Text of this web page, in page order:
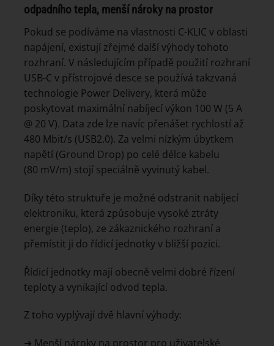
odpadního tepla, menší nároky na prostor
Pokud se podíváme na vlastnosti C-KLIC v oblasti
napájení, existují zřejmé další výhody tohoto
rozhraní. V následujícím případě použití rozhraní
USB-C v přístrojové desce se používá takzvaná
technologie Power Delivery, která může
poskytovat maximální nabíjecí výkon 100 W (5 A
@ 20 V). Data zde lze navíc přenášet rychlostí až
480 Mbit/s (USB2.0). Za velmi nízkým úbytkem
napětí (Ground Drop) po celé délce kabelu
(80 mV/m) stojí speciálně vyvinutý kabel.
Díky této struktuře je možné odstranit nabíjecí
elektroniku, která způsobuje vysoké ztráty
energie (teplo), ze zákaznického rozhraní a
přemístit ji do řídicí jednotky v bližší pozici.
Řídicí jednotky mají obecně velmi dobré řízení
teploty a vynikající odvod tepla.
Z toho vyplývají dvě hlavní výhody:
➜ Menší nároky na prostor pro uživatelské